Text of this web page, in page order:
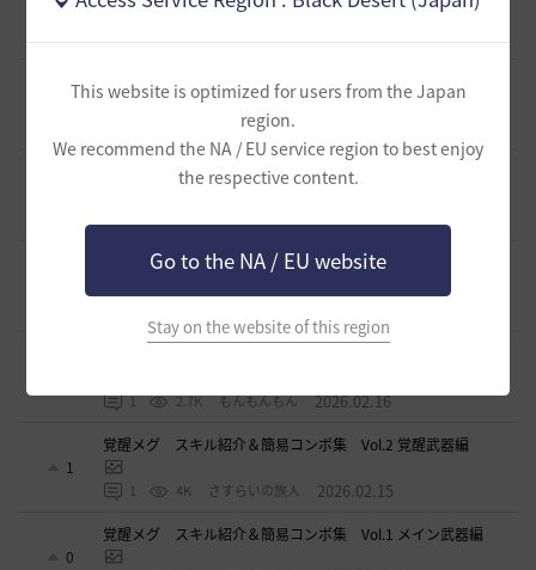
This website is optimized for users from the Japan
region.
We recommend the NA / EU service region to best enjoy
the respective content.
Go to the NA / EU website
Stay on the website of this region
闇セラフィムのPVP関係
0 3.4K シャルグレア 2026.04.11
【PvE】覚醒くノ一(KN) 狩り用：基本コンボ／ラバム（スキ
ル錬成）／スキル特化／小技まとめ（2026/03）
片倉優樹VT
【PvE】伝承ウィッチ無限コンボの引用【覚醒ウィッチ/伝承
ウィザード/覚醒ウサ】※3/31更新
2026.03.10
【PvE】デッドアイ(DE) 狩り用：基本コンボ／ラバム（スキ
1 2.7K もんもんもん 2026.02.16
1
覚醒メグ スキル紹介＆簡易コンボ集 Vol.2 覚醒武器編
1 4K さすらいの旅人 2026.02.15
0
覚醒メグ スキル紹介＆簡易コンボ集 Vol.1 メイン武器編